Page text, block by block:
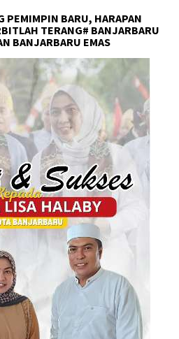
PEMIMPIN BARU, HARAPAN
TERANG# BANJARBARU
BANJARBARU EMAS